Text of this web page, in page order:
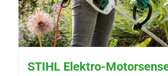
STIHL Elektro-